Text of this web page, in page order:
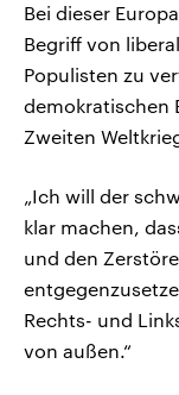
Bei dieser
Begriff von
Populisten zu
demokratischen
Zweiten
„Ich will der
klar machen,
und den
Rechts- und
von außen.“